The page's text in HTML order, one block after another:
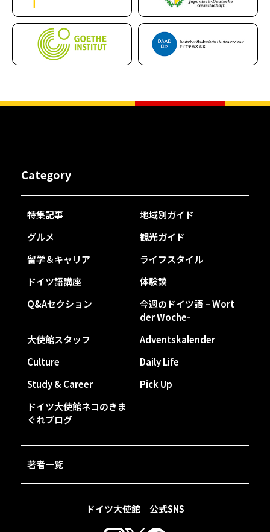
ドイツ大使館 公式SNS
Category
特集記事
地域別ガイド
グルメ
観光ガイド
留学＆キャリア
ライフスタイル
ドイツ語講座
体験談
Q&Aセクション
今週のドイツ語 – Wort
der Woche-
大使館スタッフ
Adventskalender
Culture
Daily Life
Study & Career
Pick Up
ドイツ大使館ネコのきま
ぐれブログ
著者一覧